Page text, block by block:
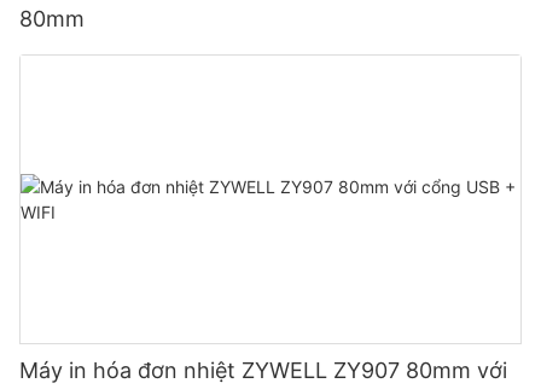
80mm
Máy in hóa đơn nhiệt ZYWELL ZY907 80mm với